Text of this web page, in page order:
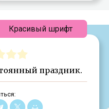
праздник.
Красивый шрифт